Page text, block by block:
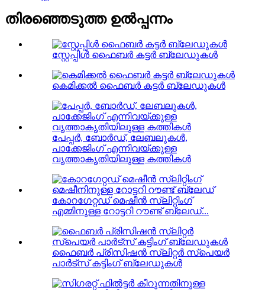
തിരഞ്ഞെടുത്ത ഉൽപ്പന്നം
സ്റ്റേപ്പിൾ ഫൈബർ കട്ടർ ബ്ലേഡുകൾ
കെമിക്കൽ ഫൈബർ കട്ടർ ബ്ലേഡുകൾ
പേപ്പർ, ബോർഡ്, ലേബലുകൾ,
പാക്കേജിംഗ് എന്നിവയ്ക്കുള്ള
വൃത്താകൃതിയിലുള്ള കത്തികൾ
കോറഗേറ്റഡ് മെഷീൻ സ്ലിറ്റിംഗ്
എമ്മിനുള്ള റോട്ടറി റൗണ്ട് ബ്ലേഡ്...
ഫൈബർ പ്രിസിഷൻ സ്ലിറ്റർ സ്പെയർ
പാർട്സ് കട്ടിംഗ് ബ്ലേഡുകൾ